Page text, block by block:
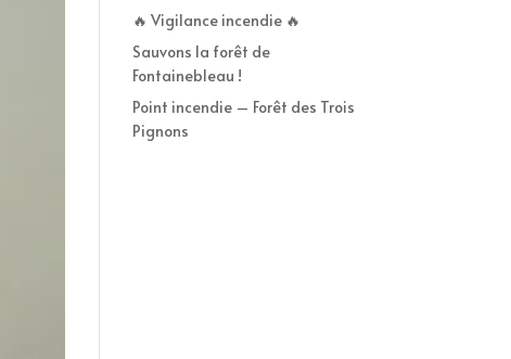
🔥 Vigilance incendie 🔥
Sauvons la forêt de
Fontainebleau !
Point incendie – Forêt des Trois
Pignons